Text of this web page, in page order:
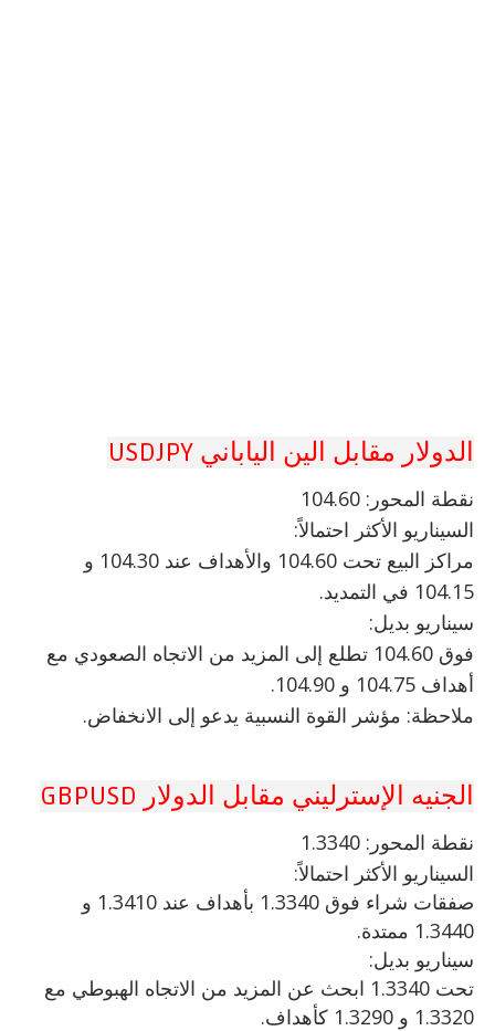
الدولار مقابل الين الياباني USDJPY
نقطة المحور: 104.60
السيناريو الأكثر احتمالاً:
مراكز البيع تحت 104.60 والأهداف عند 104.30 و
104.15 في التمديد.
سيناريو بديل:
فوق 104.60 تطلع إلى المزيد من الاتجاه الصعودي مع
أهداف 104.75 و 104.90.
ملاحظة: مؤشر القوة النسبية يدعو إلى الانخفاض.
الجنيه الإسترليني مقابل الدولار GBPUSD
نقطة المحور: 1.3340
السيناريو الأكثر احتمالاً:
صفقات شراء فوق 1.3340 بأهداف عند 1.3410 و
1.3440 ممتدة.
سيناريو بديل:
تحت 1.3340 ابحث عن المزيد من الاتجاه الهبوطي مع
1.3320 و 1.3290 كأهداف.